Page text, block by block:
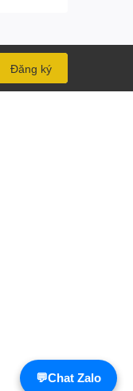
Đăng ký
💬Chat Zalo